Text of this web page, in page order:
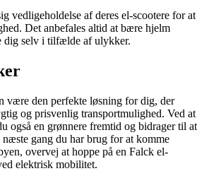
vedligeholdelse af deres el-scootere for at
Det anbefales altid at bære hjelm
dig selv i tilfælde af ulykker.
være den perfekte løsning for dig, der
og prisvenlig transportmulighed. Ved at
også en grønnere fremtid og bidrager til at
gang du har brug for at komme
overvej at hoppe på en Falck el-
elektrisk mobilitet.